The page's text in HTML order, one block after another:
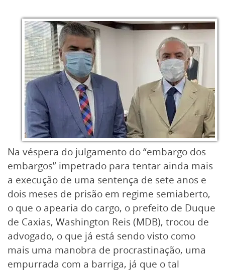
Na véspera do julgamento do “embargo dos
embargos” impetrado para tentar ainda mais
a execução de uma sentença de sete anos e
dois meses de prisão em regime semiaberto,
o que o apearia do cargo, o prefeito de Duque
de Caxias, Washington Reis (MDB), trocou de
advogado, o que já está sendo visto como
mais uma manobra de procrastinação, uma
empurrada com a barriga, já que o tal